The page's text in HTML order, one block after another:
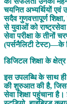
चयनित अभ्यर्थियों एवं
सदैव गुणवत्तापूर्ण
से युवाओं को
सेवा परीक्षा के तीनों
(पर्सनैलिटी टेस्ट)—के
डिजिटल शिक्षा के
इस उपलब्धि के साथ
की शुरुआत की है,
सेवा शिक्षा पहुंचाना